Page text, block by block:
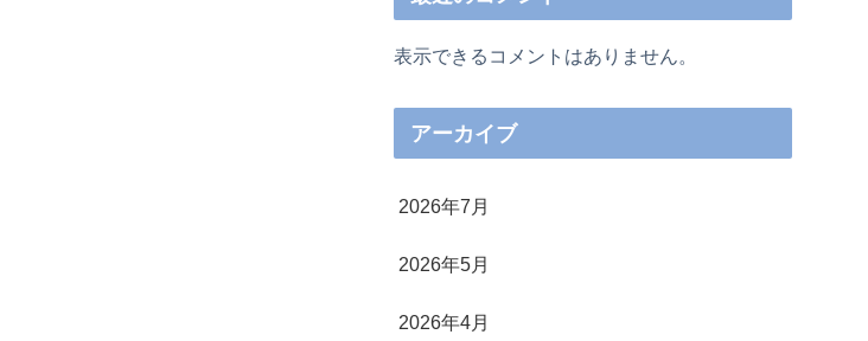
表示できるコメントはありません。
アーカイブ
2026年7月
2026年5月
2026年4月